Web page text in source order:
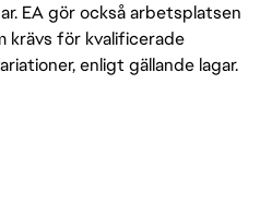
EA gör också arbetsplatsen
krävs för kvalificerade
enligt gällande lagar.